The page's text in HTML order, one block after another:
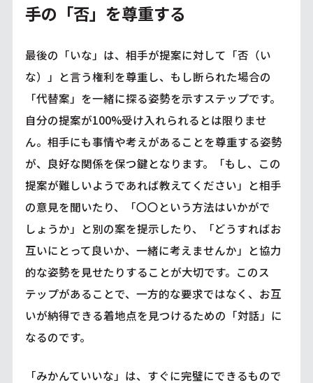
手の「否」を尊重する
最後の「いな」は、相手が提案に対して「否（い
な）」と言う権利を尊重し、もし断られた場合の
「代替案」を一緒に探る姿勢を示すステップです。
自分の提案が100%受け入れられるとは限りませ
ん。相手にも事情や考えがあることを尊重する姿勢
が、良好な関係を保つ鍵となります。「もし、この
提案が難しいようであれば教えてください」と相手
の意見を聞いたり、「〇〇という方法はいかがで
しょうか」と別の案を提示したり、「どうすればお
互いにとって良いか、一緒に考えませんか」と協力
的な姿勢を見せたりすることが大切です。このス
テップがあることで、一方的な要求ではなく、お互
いが納得できる着地点を見つけるための「対話」に
なるのです。
「みかんていいな」は、すぐに完璧にできるもので